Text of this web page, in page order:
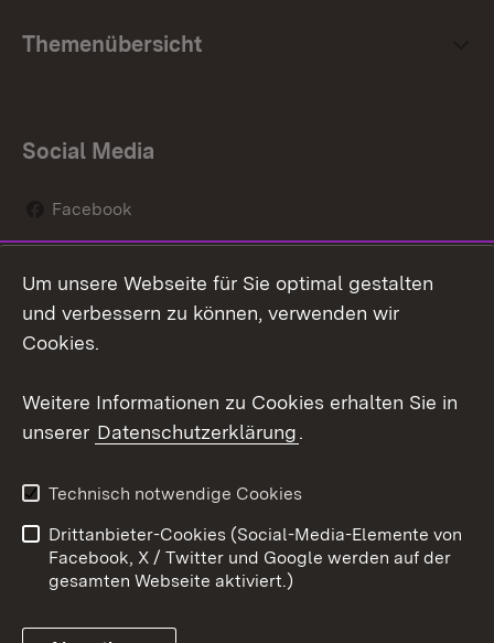
Themenübersicht
Social Media
Facebook
Social Wall
Youtube
Kontakt
Datenschutz
Barrierefreiheit
Impressum Cookies
Um unsere Webseite für Sie optimal gestalten
und verbessern zu können, verwenden wir
Cookies.
Weitere Informationen zu Cookies erhalten Sie in
unserer Datenschutzerklärung.
Technisch notwendige Cookies
Drittanbieter-Cookies (Social-Media-Elemente von
Facebook, X / Twitter und Google werden auf der
gesamten Webseite aktiviert.)